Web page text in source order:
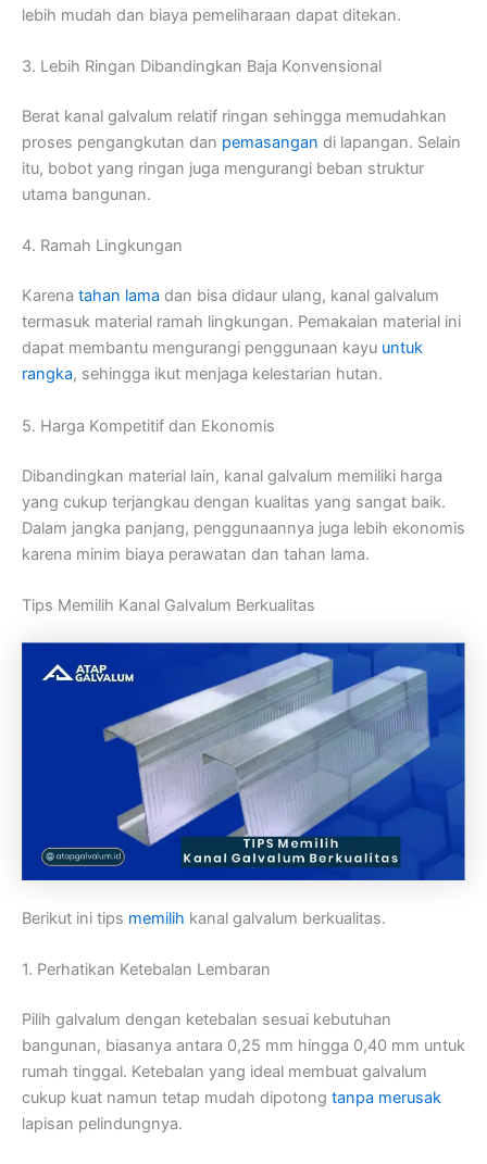
lebih mudah dan biaya pemeliharaan dapat ditekan.
3. Lebih Ringan Dibandingkan Baja Konvensional
Berat kanal galvalum relatif ringan sehingga memudahkan
proses pengangkutan dan pemasangan di lapangan. Selain
itu, bobot yang ringan juga mengurangi beban struktur
utama bangunan.
4. Ramah Lingkungan
Karena tahan lama dan bisa didaur ulang, kanal galvalum
termasuk material ramah lingkungan. Pemakaian material ini
dapat membantu mengurangi penggunaan kayu untuk
rangka, sehingga ikut menjaga kelestarian hutan.
5. Harga Kompetitif dan Ekonomis
Dibandingkan material lain, kanal galvalum memiliki harga
yang cukup terjangkau dengan kualitas yang sangat baik.
Dalam jangka panjang, penggunaannya juga lebih ekonomis
karena minim biaya perawatan dan tahan lama.
Tips Memilih Kanal Galvalum Berkualitas
Berikut ini tips memilih kanal galvalum berkualitas.
1. Perhatikan Ketebalan Lembaran
Pilih galvalum dengan ketebalan sesuai kebutuhan
bangunan, biasanya antara 0,25 mm hingga 0,40 mm untuk
rumah tinggal. Ketebalan yang ideal membuat galvalum
cukup kuat namun tetap mudah dipotong tanpa merusak
lapisan pelindungnya.